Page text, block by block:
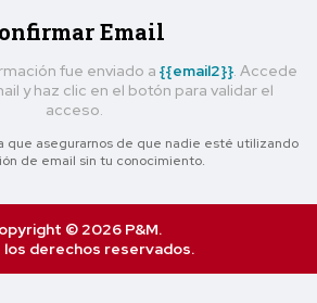
Email
fue enviado a {{email2}} . Accede
y haz clic en el botón para validar el
acceso.
que asegurarnos de que nadie esté utilizando
de email sin tu conocimiento.
© 2026 P&M.
los derechos reservados.